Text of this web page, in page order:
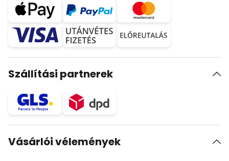
Szállítási partnerek
Vásárlói vélemények